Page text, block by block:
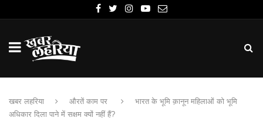
खबर लहरिया औरतें काम पर
भारत के भूमि क़ानून महिलाओं को भूमि
अधिकार दिला पाने में सक्षम क्यों नहीं हैं?